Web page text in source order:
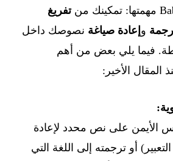
تفريغ
و إعادة صياغة نصوصك داخل
فيما يلي بعض من أهم
المقال الأخير:
الأيمن على نص محدد لإعادة
أو ترجمته إلى اللغة التي